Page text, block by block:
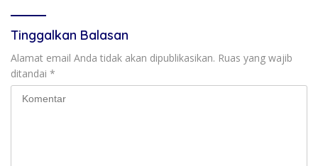
Tinggalkan Balasan
Alamat email Anda tidak akan dipublikasikan. Ruas yang wajib
ditandai *